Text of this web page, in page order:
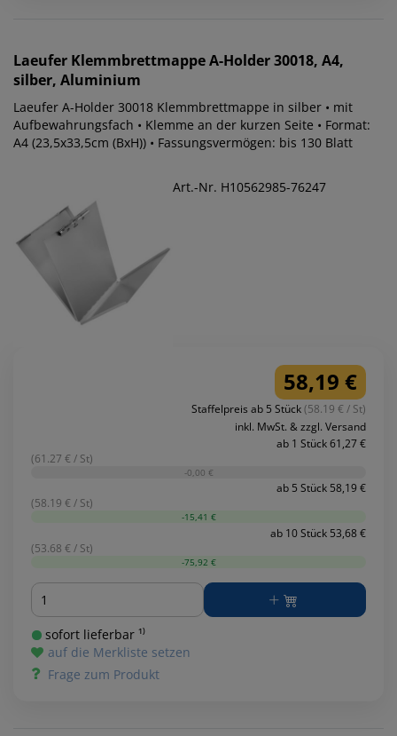
Laeufer Klemmbrettmappe A-Holder 30018, A4,
silber, Aluminium
Laeufer A-Holder 30018 Klemmbrettmappe in silber • mit
Aufbewahrungsfach • Klemme an der kurzen Seite • Format:
A4 (23,5x33,5cm (BxH)) • Fassungsvermögen: bis 130 Blatt
Art.-Nr. H10562985-76247
58,19 €
Staffelpreis ab 5 Stück(58.19 € / St)
inkl. MwSt. & zzgl. Versand
ab 1 Stück 61,27 €
(61.27 € / St)
-0,00 €
ab 5 Stück 58,19 €
(58.19 € / St)
-15,41 €
ab 10 Stück 53,68 €
(53.68 € / St)
-75,92 €
Menge
sofort lieferbar ¹⁾
auf die Merkliste setzen
Frage zum Produkt